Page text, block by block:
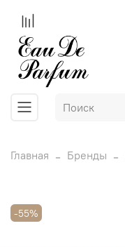
Главная Бренды
-55%